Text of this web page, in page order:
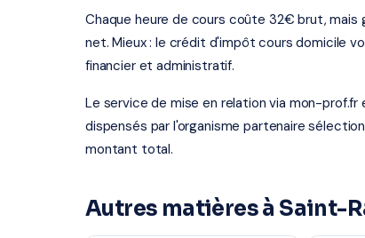
Chaque heure de cours coûte 32€ brut,
net. Mieux : le crédit d'impôt cours domicile
financier et administratif.
Le service de mise en relation via mon-
dispensés par l'organisme partenaire
montant total.
Autres matières à Saint-